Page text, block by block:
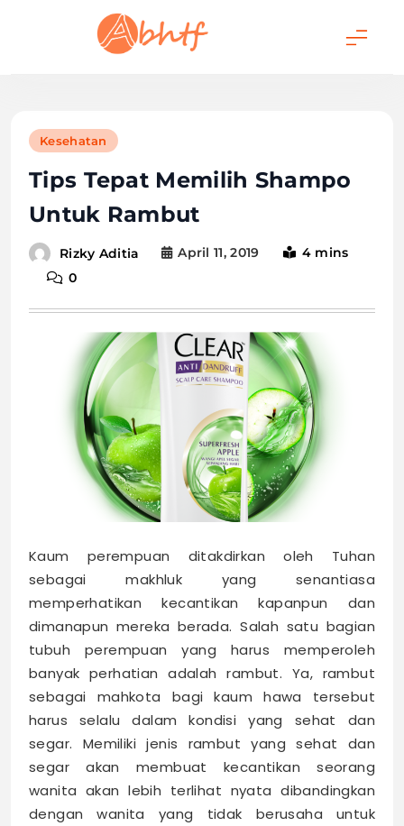
Kesehatan
Tips Tepat Memilih Shampo
Untuk Rambut
Rizky Aditia April 11, 2019
4 mins
0
Kaum perempuan ditakdirkan oleh Tuhan
sebagai makhluk yang senantiasa
memperhatikan kecantikan kapanpun dan
dimanapun mereka berada. Salah satu bagian
tubuh perempuan yang harus memperoleh
banyak perhatian adalah rambut. Ya, rambut
sebagai mahkota bagi kaum hawa tersebut
harus selalu dalam kondisi yang sehat dan
segar. Memiliki jenis rambut yang sehat dan
segar akan membuat kecantikan seorang
wanita akan lebih terlihat nyata dibandingkan
dengan wanita yang tidak berusaha untuk